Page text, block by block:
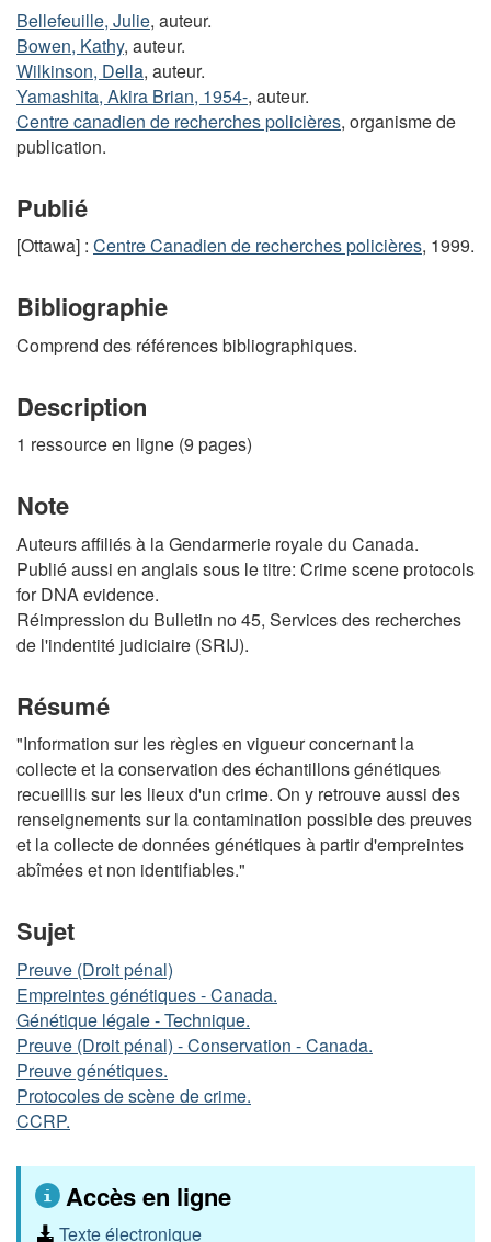
Bellefeuille, Julie, auteur.
Bowen, Kathy, auteur.
Wilkinson, Della, auteur.
Yamashita, Akira Brian, 1954-, auteur.
Centre canadien de recherches policières, organisme de
publication.
Publié
[Ottawa] : Centre Canadien de recherches policières, 1999.
Bibliographie
Comprend des références bibliographiques.
Description
1 ressource en ligne (9 pages)
Note
Auteurs affiliés à la Gendarmerie royale du Canada.
Publié aussi en anglais sous le titre: Crime scene protocols
for DNA evidence.
Réimpression du Bulletin no 45, Services des recherches
de l'indentité judiciaire (SRIJ).
Résumé
"Information sur les règles en vigueur concernant la
collecte et la conservation des échantillons génétiques
recueillis sur les lieux d'un crime. On y retrouve aussi des
renseignements sur la contamination possible des preuves
et la collecte de données génétiques à partir d'empreintes
abîmées et non identifiables."
Sujet
Preuve (Droit pénal)
Empreintes génétiques - Canada.
Génétique légale - Technique.
Preuve (Droit pénal) - Conservation - Canada.
Preuve génétiques.
Protocoles de scène de crime.
CCRP.
Accès en ligne
Texte électronique